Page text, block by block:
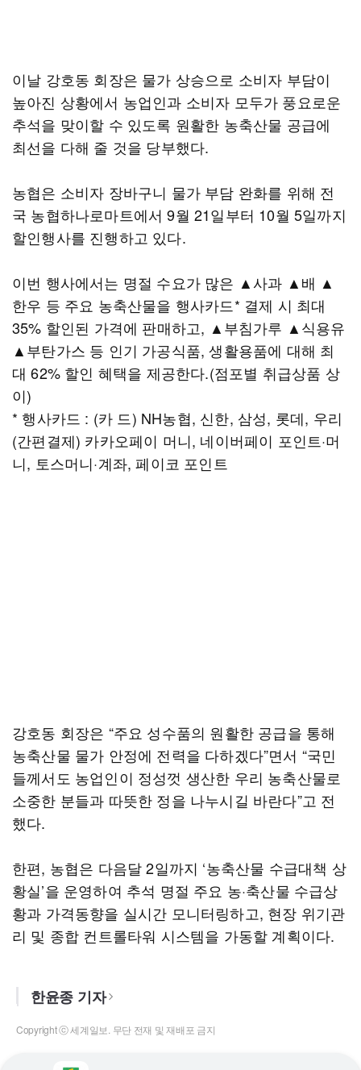
이날 강호동 회장은 물가 상승으로 소비자 부담이
높아진 상황에서 농업인과 소비자 모두가 풍요로운
추석을 맞이할 수 있도록 원활한 농축산물 공급에
최선을 다해 줄 것을 당부했다.
농협은 소비자 장바구니 물가 부담 완화를 위해 전
국 농협하나로마트에서 9월 21일부터 10월 5일까지
할인행사를 진행하고 있다.
이번 행사에서는 명절 수요가 많은 ▲사과 ▲배 ▲
한우 등 주요 농축산물을 행사카드* 결제 시 최대
35% 할인된 가격에 판매하고, ▲부침가루 ▲식용유
▲부탄가스 등 인기 가공식품, 생활용품에 대해 최
대 62% 할인 혜택을 제공한다.(점포별 취급상품 상
이)
* 행사카드 : (카 드) NH농협, 신한, 삼성, 롯데, 우리
(간편결제) 카카오페이 머니, 네이버페이 포인트·머
니, 토스머니·계좌, 페이코 포인트
강호동 회장은 “주요 성수품의 원활한 공급을 통해
농축산물 물가 안정에 전력을 다하겠다”면서 “국민
들께서도 농업인이 정성껏 생산한 우리 농축산물로
소중한 분들과 따뜻한 정을 나누시길 바란다”고 전
했다.
한편, 농협은 다음달 2일까지 ‘농축산물 수급대책 상
황실’을 운영하여 추석 명절 주요 농·축산물 수급상
황과 가격동향을 실시간 모니터링하고, 현장 위기관
리 및 종합 컨트롤타워 시스템을 가동할 계획이다.
한윤종 기자
Copyright ⓒ 세계일보. 무단 전재 및 재배포 금지